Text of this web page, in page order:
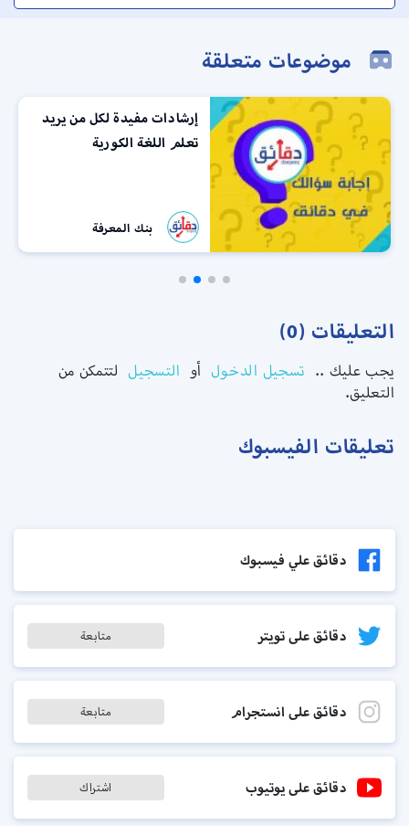
موضوعات متعلقة
مفيدة لكل من يريد
الكورية
بنك المعرفة
اسباب
التعليقات (0)
يجب عليك .. تسجيل الدخول أو التسجيل لتتمكن من
التعليق.
تعليقات الفيسبوك
دقائق علي فيسبوك
دقائق على تويتر متابعة
دقائق على انستجرام متابعة
دقائق على يوتيوب اشتراك